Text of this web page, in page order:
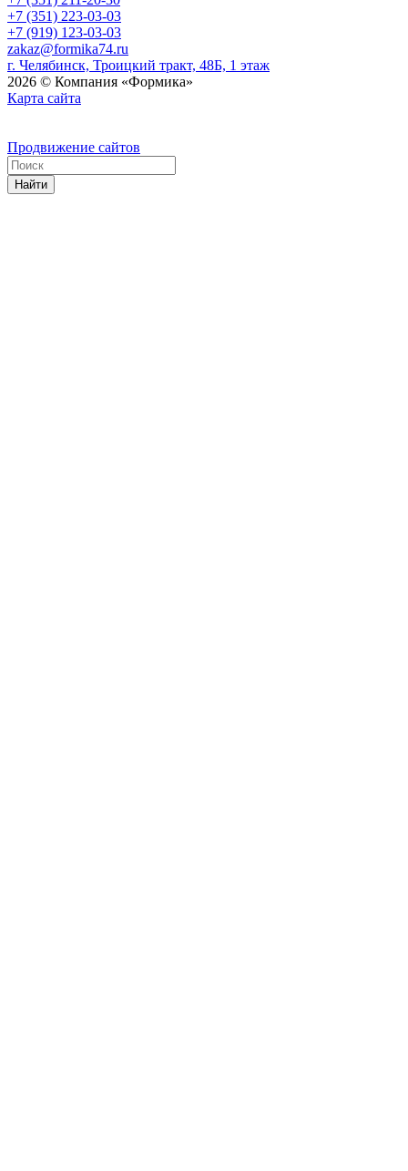
+7 (351) 223-03-03
+7 (919) 123-03-03
zakaz@formika74.ru
г. Челябинск, Троицкий тракт, 48Б, 1 этаж
2026 © Компания «Формика»
Карта сайта
Продвижение сайтов
Найти